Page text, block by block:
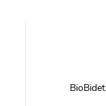
BioBidet